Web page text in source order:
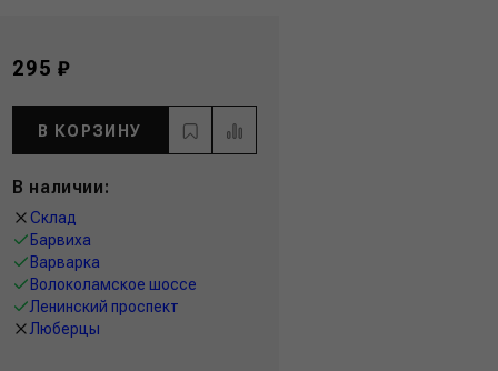
295 ₽
В КОРЗИНУ
В наличии:
Склад
Барвиха
Варварка
Волоколамское шоссе
Ленинский проспект
Люберцы